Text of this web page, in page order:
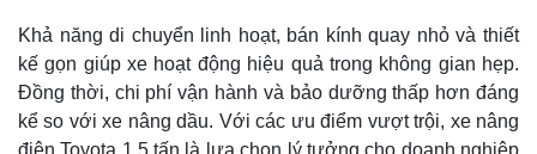
Khả năng di chuyển linh hoạt, bán kính quay nhỏ và thiết
kế gọn giúp xe hoạt động hiệu quả trong không gian hẹp.
Đồng thời, chi phí vận hành và bảo dưỡng thấp hơn đáng
kể so với xe nâng dầu. Với các ưu điểm vượt trội, xe nâng
điện Toyota 1.5 tấn là lựa chọn lý tưởng cho doanh nghiệp